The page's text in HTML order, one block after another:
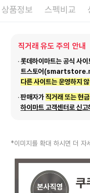
상품정보 스펙비교
직거래 유도 주의 안내
롯데하이마트는 공식
트스토어
다른 사이트는 운영하지
판매자가직거래 또는 현
하이마트 고객센터로 신고
*이미지를 확대 하시면 더 자